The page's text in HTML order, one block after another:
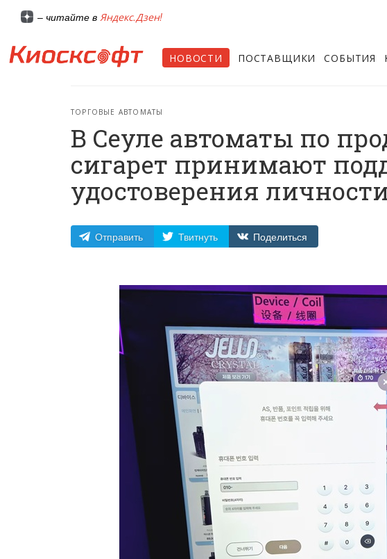
– читайте в Яндекс.Дзен!
НОВОСТИ ПОСТАВЩИКИ СОБЫТИЯ
ТОРГОВЫЕ АВТОМАТЫ
В Сеуле автоматы по
сигарет принимают
удостоверения
Отправить Твитнуть Поделиться